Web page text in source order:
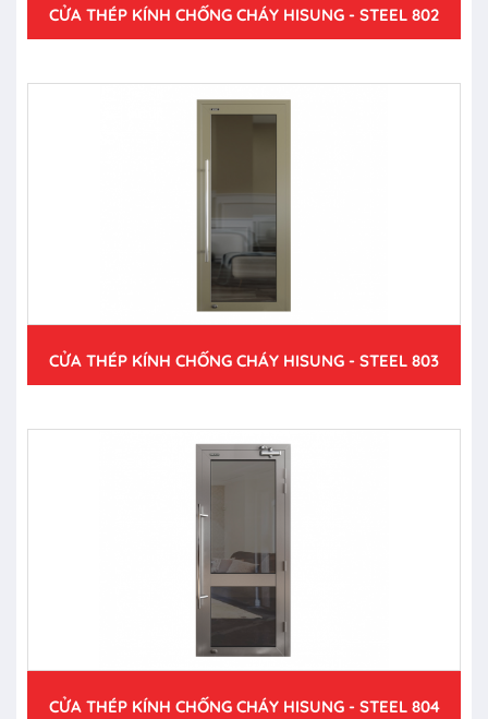
CỬA THÉP KÍNH CHỐNG CHÁY HISUNG - STEEL 802
CỬA THÉP KÍNH CHỐNG CHÁY HISUNG - STEEL 803
CỬA THÉP KÍNH CHỐNG CHÁY HISUNG - STEEL 804